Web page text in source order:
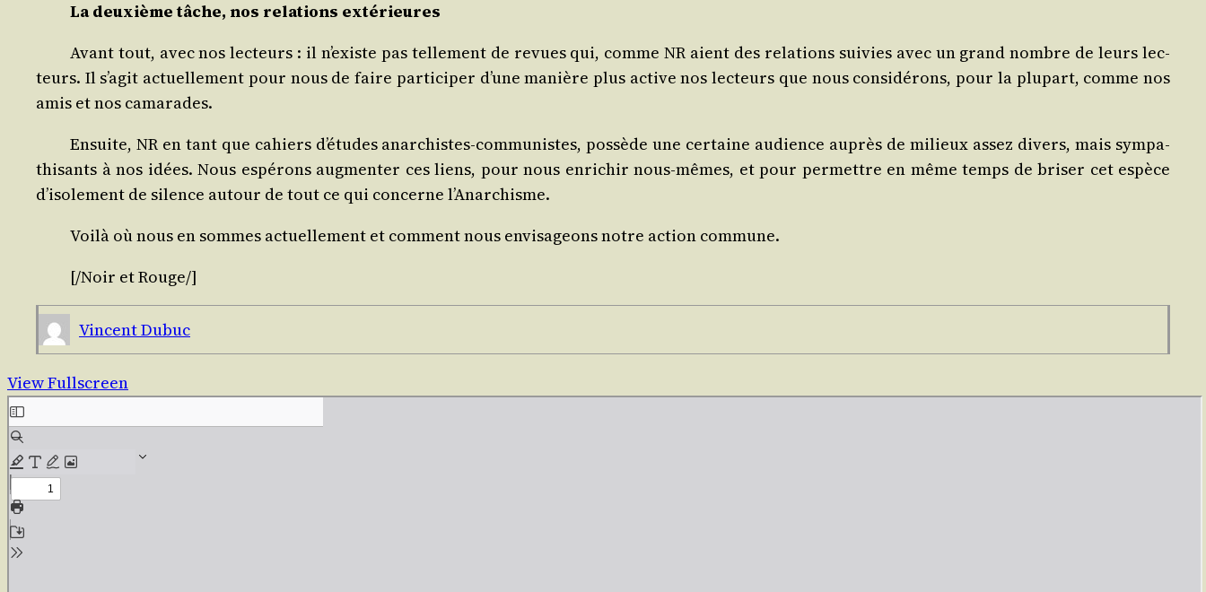
La deuxième tâche, nos rela­tions extérieures
Avant tout, avec nos lec­teurs : il n’existe pas tel­le­ment de revues qui, comme NR aient des rela­tions sui­vies avec un grand nombre de leurs lec­
teurs. Il s’agit actuel­le­ment pour nous de faire par­ti­ci­per d’une manière plus active nos lec­teurs que nous consi­dé­rons, pour la plu­part, comme nos
amis et nos camarades.
Ensuite, NR en tant que cahiers d’études anar­chistes-com­mu­nistes, pos­sède une cer­taine audience auprès de milieux assez divers, mais sym­pa­
thi­sants à nos idées. Nous espé­rons aug­men­ter ces liens, pour nous enri­chir nous-mêmes, et pour per­mettre en même temps de bri­ser cet espèce
d’isolement de silence autour de tout ce qui concerne l’Anarchisme.
Voi­là où nous en sommes actuel­le­ment et com­ment nous envi­sa­geons notre action commune.
[/​Noir et Rouge/​]
Vincent Dubuc
View Fullscreen